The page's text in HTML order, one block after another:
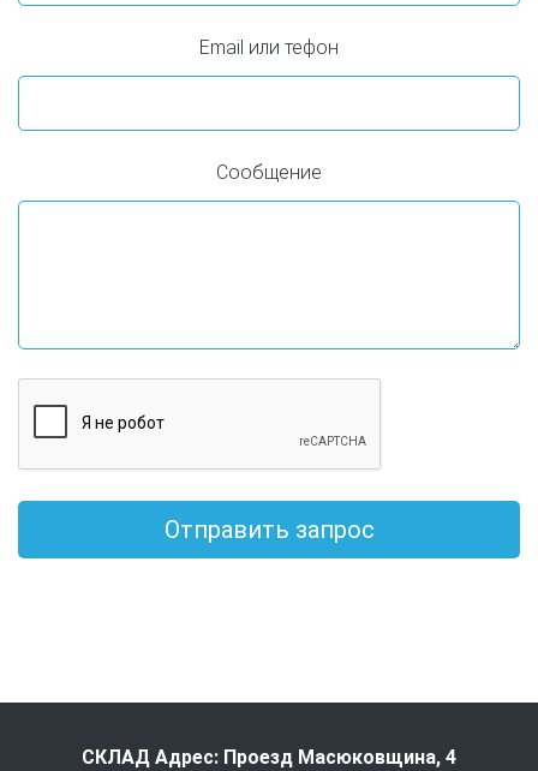
Email или тефон
Сообщение
Отправить запрос
СКЛАД Адрес: Проезд Масюковщина, 4